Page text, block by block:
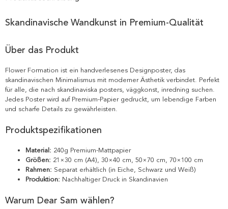
Skandinavische Wandkunst in Premium-Qualität
Über das Produkt
Flower Formation ist ein handverlesenes Designposter, das
skandinavischen Minimalismus mit moderner Ästhetik verbindet. Perfekt
für alle, die nach skandinaviska posters, väggkonst, inredning suchen.
Jedes Poster wird auf Premium-Papier gedruckt, um lebendige Farben
und scharfe Details zu gewährleisten.
Produktspezifikationen
Material: 240g Premium-Mattpapier
Größen: 21×30 cm (A4), 30×40 cm, 50×70 cm, 70×100 cm
Rahmen: Separat erhältlich (in Eiche, Schwarz und Weiß)
Produktion: Nachhaltiger Druck in Skandinavien
Warum Dear Sam wählen?